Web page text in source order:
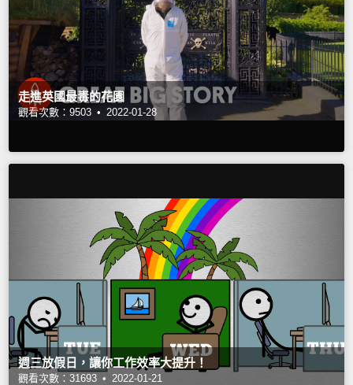
走進英國最毒的花園
觀看次數：9503 • 2022-01-28
週三放假日，讓你工作效率大提升！
觀看次數：31693 • 2022-01-21